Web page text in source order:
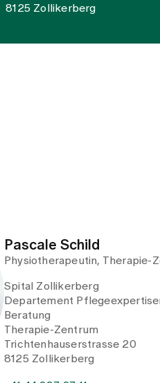
8125 Zollikerberg
Pascale Schild
Physiotherapeutin, Therapie-
Spital Zollikerberg
Departement
Beratung
Therapie-Zentrum
Trichtenhauserstrasse 20
8125 Zollikerberg